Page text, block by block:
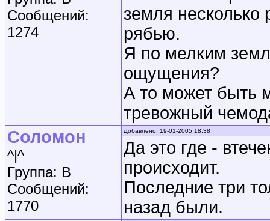
Сообщений:
1274
земля несколько
рябью.
Я по мелким
ощущения?
А то может быть
тревожный
Соломон
^|^
Группа: B
Сообщений:
1770
Добавлено: 19-01-2005 18:38
Да это где -
происходит.
Последние три
назад были.